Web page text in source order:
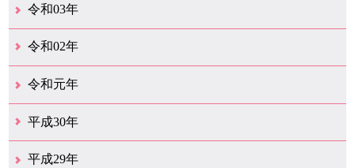
12月（40）
11月（22）
10月（33）
9月（35）
8月（31）
7月（25）
6月（33）
5月（16）
4月（48）
3月（42）
2月（23）
1月（31）
令和03年
12月（26）
11月（25）
10月（18）
9月（33）
8月（27）
7月（28）
6月（24）
5月（24）
4月（36）
3月（67）
2月（18）
1月（44）
令和02年
12月（41）
11月（18）
10月（25）
9月（21）
8月（31）
7月（28）
6月（41）
5月（36）
4月（49）
3月（69）
2月（36）
1月（15）
令和元年
12月（19）
11月（21）
10月（36）
9月（25）
8月（16）
7月（16）
6月（13）
5月（10）
4月（38）
3月（15）
2月（10）
1月（8）
平成30年
12月（14）
11月（13）
10月（18）
9月（17）
8月（19）
7月（66）
6月（19）
5月（16）
4月（29）
3月（41）
2月（16）
1月（15）
平成29年